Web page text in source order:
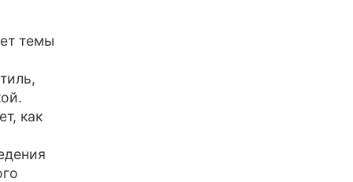
темы
как